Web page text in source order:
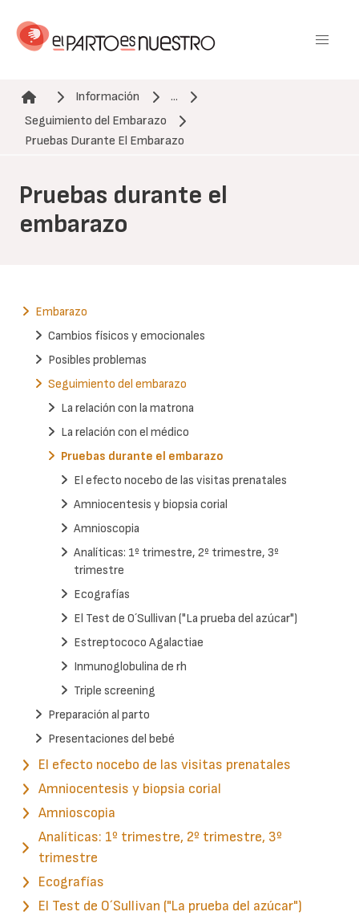
contenido
Ruta de navegación
Información
...
Seguimiento del Embarazo
Pruebas Durante El Embarazo
Pruebas durante el
embarazo
El efecto nocebo de las visitas prenatales
Amniocentesis y biopsia corial
Amnioscopia
Analíticas: 1º trimestre, 2º trimestre, 3º
trimestre
Ecografías
El Test de O´Sullivan ("La prueba del azúcar")
Embarazo
Cambios físicos y emocionales
Posibles problemas
Seguimiento del embarazo
La relación con la matrona
La relación con el médico
Pruebas durante el embarazo
El efecto nocebo de las visitas prenatales
Amniocentesis y biopsia corial
Amnioscopia
Analíticas: 1º trimestre, 2º trimestre, 3º
trimestre
Ecografías
El Test de O´Sullivan ("La prueba del azúcar")
Estreptococo Agalactiae
Inmunoglobulina de rh
Triple screening
Preparación al parto
Presentaciones del bebé